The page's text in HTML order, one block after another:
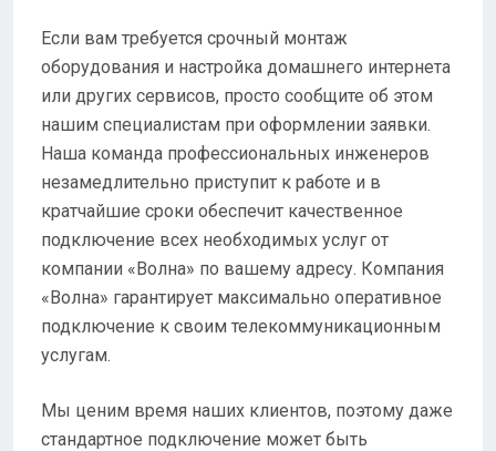
Если вам требуется срочный монтаж
оборудования и настройка домашнего интернета
или других сервисов, просто сообщите об этом
нашим специалистам при оформлении заявки.
Наша команда профессиональных инженеров
незамедлительно приступит к работе и в
кратчайшие сроки обеспечит качественное
подключение всех необходимых услуг от
компании «Волна» по вашему адресу. Компания
«Волна» гарантирует максимально оперативное
подключение к своим телекоммуникационным
услугам.
Мы ценим время наших клиентов, поэтому даже
стандартное подключение может быть